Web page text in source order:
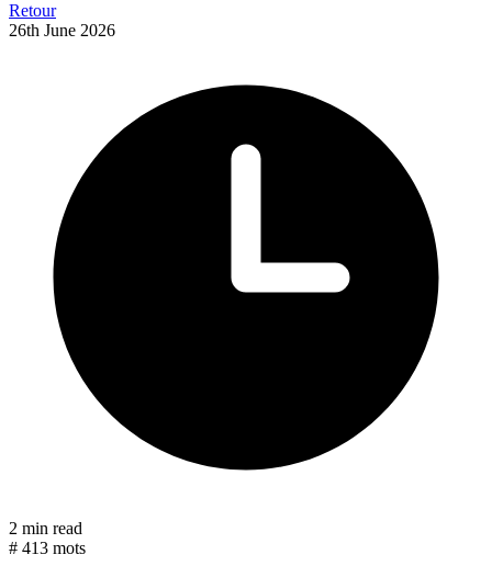
Retour
26th June 2026
2 min read
# 413 mots